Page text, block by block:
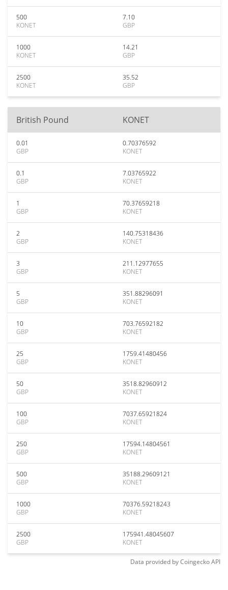
500
KONET
7.10
GBP
1000
KONET
14.21
GBP
2500
KONET
35.52
GBP
British Pound KONET
0.01
GBP
0.70376592
KONET
0.1
GBP
7.03765922
KONET
1
GBP
70.37659218
KONET
2
GBP
140.75318436
KONET
3
GBP
211.12977655
KONET
5
GBP
351.88296091
KONET
10
GBP
703.76592182
KONET
25
GBP
1759.41480456
KONET
50
GBP
3518.82960912
KONET
100
GBP
7037.65921824
KONET
250
GBP
17594.14804561
KONET
500
GBP
35188.29609121
KONET
1000
GBP
70376.59218243
KONET
2500
GBP
175941.48045607
KONET
Data provided byCoingeckoAPI